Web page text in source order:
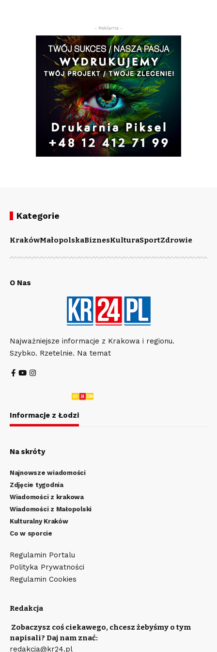
- Reklama -
Kategorie
KrakówMałopolskaBiznesKulturaSportZdrowie
O Nas
Najważniejsze informacje z Krakowa i regionu.
Szybko. Rzetelnie. Na temat
Informacje z Łodzi
Na skróty
Najnowsze wiadomości
Zdjęcie tygodnia
Wiadomości z krakowa
Wiadomości z Małopolski
Kulturalny Kraków
Co w sporcie
Regulamin Portalu
Polityka Prywatności
Regulamin Cookies
Redakcja
Zobaczysz coś ciekawego, chcesz żebyśmy o tym
napisali? Daj nam znać:
redakcja@kr24.pl